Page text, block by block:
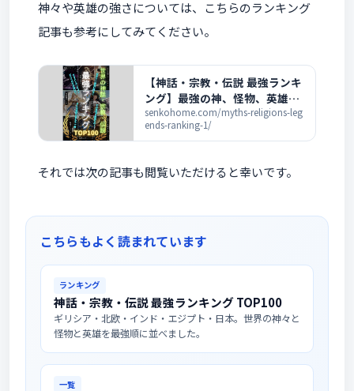
神々や英雄の強さについては、こちらのランキング
記事も参考にしてみてください。
【神話・宗教・伝説 最強ランキ
ング】最強の神、怪物、英雄が
この一冊を読めば全部分かる！
senkohome.com/myths-religions-leg
ends-ranking-1/
それでは次の記事も閲覧いただけると幸いです。
こちらもよく読まれています
ランキング
神話・宗教・伝説 最強ランキング TOP100
ギリシア・北欧・インド・エジプト・日本。世界の神々と
怪物と英雄を最強順に並べました。
一覧